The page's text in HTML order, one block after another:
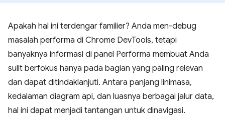
Apakah hal ini terdengar familier? Anda men-debug
masalah performa di Chrome DevTools, tetapi
banyaknya informasi di panel Performa membuat Anda
sulit berfokus hanya pada bagian yang paling relevan
dan dapat ditindaklanjuti. Antara panjang linimasa,
kedalaman diagram api, dan luasnya berbagai jalur data,
hal ini dapat menjadi tantangan untuk dinavigasi.